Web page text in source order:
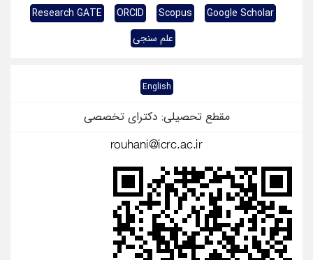
Google Scholar
Scopus
ORCID
Research GATE
علم سنجی
English
مقطع تحصیلی: دکترای تخصصی